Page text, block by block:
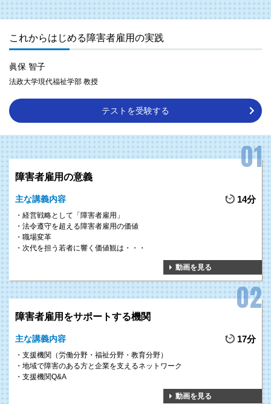
これからはじめる障害者雇用の実践
眞保 智子
法政大学現代福祉学部 教授
テストを受験する
障害者雇用の意義
主な講義内容 14分
経営戦略として「障害者雇用」
法令遵守を超える障害者雇用の価値
職場変革
次代を担う若者に響く価値観は・・・
動画を見る
障害者雇用をサポートする機関
主な講義内容 17分
支援機関（労働分野・福祉分野・教育分野）
地域で障害のある方と企業を支えるネットワーク
支援機関Q&A
動画を見る